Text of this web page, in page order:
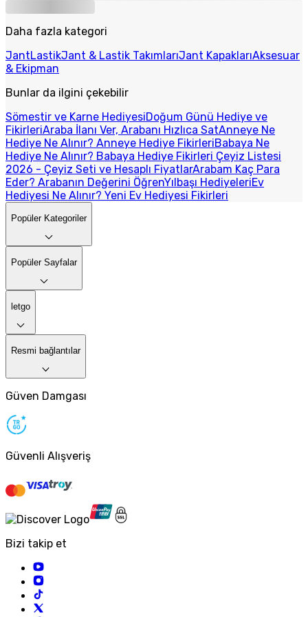
Daha fazla kategori
JantLastikJant & Lastik TakımlarıJant KapaklarıAksesuar
& Ekipman
Bunlar da ilgini çekebilir
Sömestir ve Karne HediyesiDoğum Günü Hediye ve
FikirleriAraba İlanı Ver, Arabanı Hızlıca SatAnneye Ne
Hediye Ne Alınır? Anneye Hediye FikirleriBabaya Ne
Hediye Ne Alınır? Babaya Hediye Fikirleri Çeyiz Listesi
2026 - Çeyiz Seti ve Hesaplı FiyatlarArabam Kaç Para
Eder? Arabanın Değerini ÖğrenYılbaşı HediyeleriEv
Hediyesi Ne Alınır? Yeni Ev Hediyesi Fikirleri
Popüler Kategoriler
Popüler Sayfalar
letgo
Resmi bağlantılar
Güven Damgası
Güvenli Alışveriş
Bizi takip et